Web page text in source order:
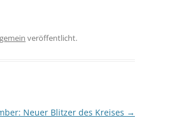
veröffentlicht.
Neuer Blitzer des Kreises →